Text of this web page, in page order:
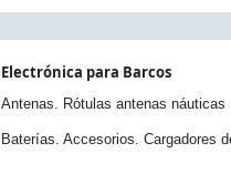
Electrónica para Barcos
Antenas. Rótulas antenas náuticas
Baterías. Accesorios. Cargadores